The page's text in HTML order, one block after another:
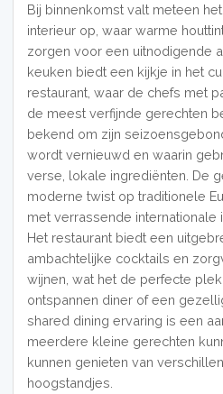
Bij binnenkomst valt meteen
interieur op, waar warme
zorgen voor een uitnodigende
keuken biedt een kijkje in het
restaurant, waar de chefs met
de meest verfijnde gerechten
bekend om zijn
wordt vernieuwd en waarin
verse, lokale ingrediënten. De
moderne twist op traditionele
met verrassende internationale
Het restaurant biedt een
ambachtelijke cocktails en
wijnen, wat het de perfecte
ontspannen diner of een
shared dining ervaring is een
meerdere kleine gerechten
kunnen genieten van
hoogstandjes.